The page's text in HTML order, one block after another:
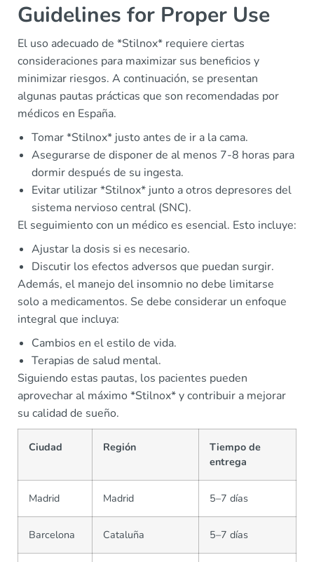
Guidelines for Proper Use
El uso adecuado de *Stilnox* requiere ciertas
consideraciones para maximizar sus beneficios y
minimizar riesgos. A continuación, se presentan
algunas pautas prácticas que son recomendadas por
médicos en España.
Tomar *Stilnox* justo antes de ir a la cama.
Asegurarse de disponer de al menos 7-8 horas para
dormir después de su ingesta.
Evitar utilizar *Stilnox* junto a otros depresores del
sistema nervioso central (SNC).
El seguimiento con un médico es esencial. Esto incluye:
Ajustar la dosis si es necesario.
Discutir los efectos adversos que puedan surgir.
Además, el manejo del insomnio no debe limitarse
solo a medicamentos. Se debe considerar un enfoque
integral que incluya:
Cambios en el estilo de vida.
Terapias de salud mental.
Siguiendo estas pautas, los pacientes pueden
aprovechar al máximo *Stilnox* y contribuir a mejorar
su calidad de sueño.
Ciudad Región
Tiempo de
entrega
Madrid Madrid 5–7 días
Barcelona Cataluña 5–7 días